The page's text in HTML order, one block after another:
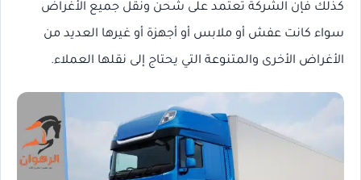
كذلك فإن الشركة تعتمد على شحن ونقل جميع الأغراض
سواء كانت عفش أو ملابس أو أجهزة أو غيرها العديد من
الأغراض الأخرى والمتنوعة التي يحتاج إلى نقلها العملاء.